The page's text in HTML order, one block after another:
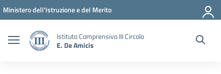
Vai ai contenuti
Vai al menu di navigazione
Vai al footer
Ministero dell'Istruzione e del Merito
Istituto Comprensivo III Circolo
E. De Amicis